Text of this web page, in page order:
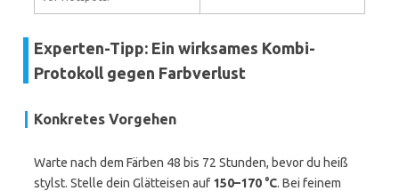
Experten-Tipp: Ein wirksames Kombi-
Protokoll gegen Farbverlust
Konkretes Vorgehen
Warte nach dem Färben 48 bis 72 Stunden, bevor du heiß
stylst. Stelle dein Glätteisen auf 150–170 °C. Bei feinem